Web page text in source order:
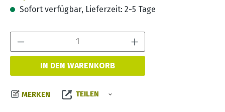
Sofort verfügbar, Lieferzeit: 2-5 Tage
IN DEN WARENKORB
MERKEN TEILEN